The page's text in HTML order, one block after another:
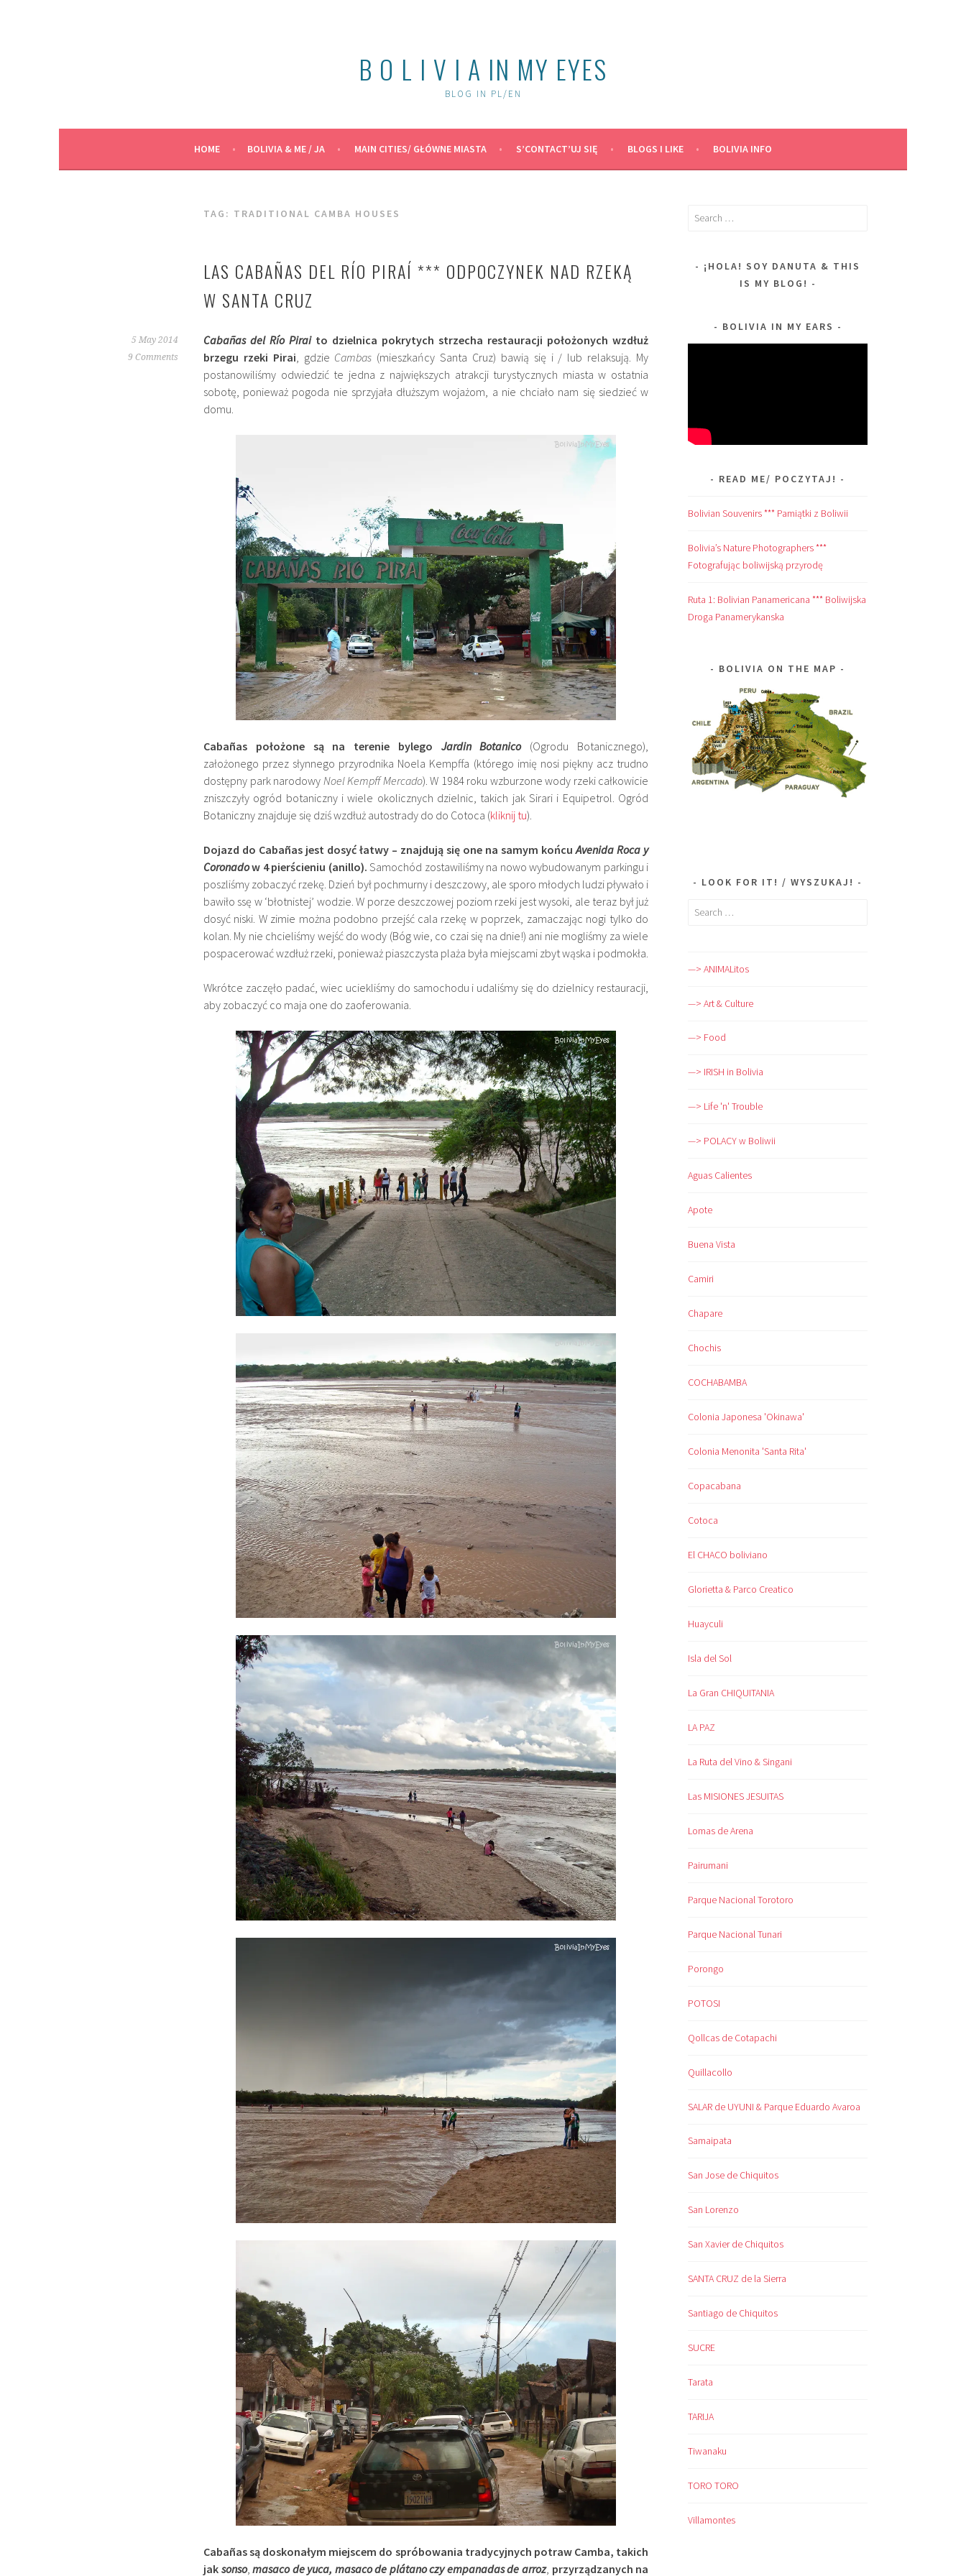
B O L I V I A IN MY EYES
BLOG IN PL/EN
HOME BOLIVIA & ME / JA MAIN CITIES/ GŁÓWNE MIASTA S’CONTACT’UJ SIĘ BLOGS I LIKE BOLIVIA INFO
TAG: TRADITIONAL CAMBA HOUSES
LAS CABAÑAS DEL RÍO PIRAÍ *** ODPOCZYNEK NAD RZEKĄ
W SANTA CRUZ
5 May 2014
9 Comments
Cabañasdel Río Pirai to dzielnica pokrytych strzecha restauracji położonych wzdłuż
brzegu rzeki Pirai, gdzie Cambas (mieszkańcy Santa Cruz) bawią się i / lub relaksują. My
postanowiliśmy odwiedzić te jedna z największych atrakcji turystycznych miasta w ostatnia
sobotę, ponieważ pogoda nie sprzyjała dłuższym wojażom, a nie chciało nam się siedzieć w
domu.
Cabañas położone są na terenie bylego Jardin Botanico(Ogrodu Botanicznego),
założonego przez słynnego przyrodnika Noela Kempffa (którego imię nosi piękny acz trudno
dostępny park narodowy Noel Kempff Mercado). W 1984 roku wzburzone wody rzeki całkowicie
zniszczyły ogród botaniczny i wiele okolicznych dzielnic, takich jak Sirari i Equipetrol. Ogród
Botaniczny znajduje się dziś wzdłuż autostrady do do Cotoca (kliknij tu).
Dojazd do Cabañas jest dosyć łatwy – znajdują się one na samym końcuAvenida Roca y
Coronadow 4 pierścieniu (anillo). Samochód zostawiliśmy na nowo wybudowanym parkingu i
poszliśmy zobaczyć rzekę. Dzień był pochmurny i deszczowy, ale sporo młodych ludzi pływało i
bawiło ssę w ‘błotnistej’ wodzie. W porze deszczowej poziom rzeki jest wysoki, ale teraz był już
dosyć niski. W zimie można podobno przejść cala rzekę w poprzek, zamaczając nogi tylko do
kolan. My nie chcieliśmy wejść do wody (Bóg wie, co czai się na dnie!) ani nie mogliśmy za wiele
pospacerować wzdłuż rzeki, ponieważ piaszczysta plaża była miejscami zbyt wąska i podmokła.
Wkrótce zaczęło padać, wiec uciekliśmy do samochodu i udaliśmy się do dzielnicy restauracji,
aby zobaczyć co maja one do zaoferowania.
Cabañas są doskonałym miejscem do spróbowania tradycyjnych potraw Camba, takich
jak sonso,masaco de yuca, masaco de plátano czy empanadas de arroz, przyrządzanych na
Search
¡HOLA! SOY DANUTA & THIS
IS MY BLOG!
BOLIVIA IN MY EARS
READ ME/ POCZYTAJ!
Bolivian Souvenirs *** Pamiątki z Boliwii
Bolivia’s Nature Photographers ***
Fotografując boliwijską przyrodę
Ruta 1: Bolivian Panamericana *** Boliwijska
Droga Panamerykanska
BOLIVIA ON THE MAP
LOOK FOR IT! / WYSZUKAJ!
Search
—> ANIMALitos
—> Art & Culture
—> Food
—> IRISH in Bolivia
—> Life 'n' Trouble
—> POLACY w Boliwii
Aguas Calientes
Apote
Buena Vista
Camiri
Chapare
Chochis
COCHABAMBA
Colonia Japonesa 'Okinawa'
Colonia Menonita 'Santa Rita'
Copacabana
Cotoca
El CHACO boliviano
Glorietta & Parco Creatico
Huayculi
Isla del Sol
La Gran CHIQUITANIA
LA PAZ
La Ruta del Vino & Singani
Las MISIONES JESUITAS
Lomas de Arena
Pairumani
Parque Nacional Torotoro
Parque Nacional Tunari
Porongo
POTOSI
Qollcas de Cotapachi
Quillacollo
SALAR de UYUNI & Parque Eduardo Avaroa
Samaipata
San Jose de Chiquitos
San Lorenzo
San Xavier de Chiquitos
SANTA CRUZ de la Sierra
Santiago de Chiquitos
SUCRE
Tarata
TARIJA
Tiwanaku
TORO TORO
Villamontes